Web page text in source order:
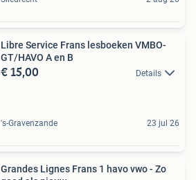
Libre Service Frans lesboeken VMBO-
GT/HAVO A en B
€ 15,00 Details
's-Gravenzande 23 jul 26
Grandes Lignes Frans 1 havo vwo - Zo